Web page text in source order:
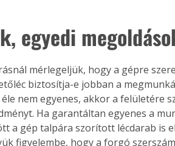
egyedi
biztosítja-e jobban a
nem egyenes, akkor a felületére
Ha garantáltan egyenes a
a gép talpára szorított lécdarab is
figyelembe, hogy a forgó